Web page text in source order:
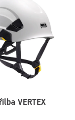
VERTEX